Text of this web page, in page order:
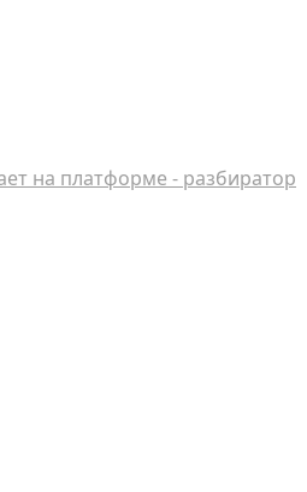
на платформе - разбиратор